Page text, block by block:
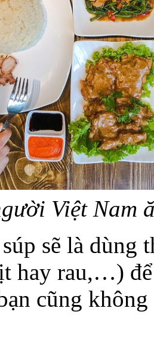
Việt Nam
sẽ là dùng
hay rau,…)
cũng